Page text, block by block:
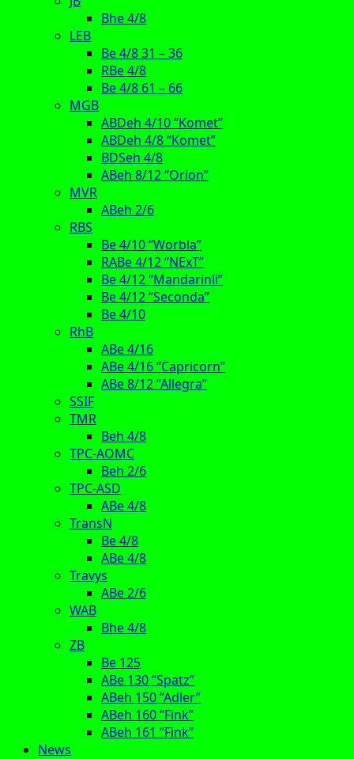
Bhe 4/8
LEB
Be 4/8 31 – 36
RBe 4/8
Be 4/8 61 – 66
MGB
ABDeh 4/10 “Komet”
ABDeh 4/8 “Komet”
BDSeh 4/8
ABeh 8/12 “Orion”
MVR
ABeh 2/6
RBS
Be 4/10 “Worbla”
RABe 4/12 “NExT”
Be 4/12 “Mandarinli”
Be 4/12 “Seconda”
Be 4/10
RhB
ABe 4/16
ABe 4/16 “Capricorn”
ABe 8/12 “Allegra”
SSIF
TMR
Beh 4/8
TPC-AOMC
Beh 2/6
TPC-ASD
ABe 4/8
TransN
Be 4/8
ABe 4/8
Travys
ABe 2/6
WAB
Bhe 4/8
ZB
Be 125
ABe 130 “Spatz”
ABeh 150 “Adler”
ABeh 160 “Fink”
ABeh 161 “Fink”
News